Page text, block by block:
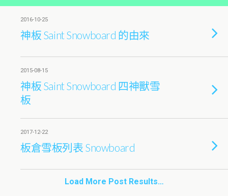
2016-10-25
神板 Saint Snowboard 的由來
2015-08-15
神板 Saint Snowboard 四神獸雪
板
2017-12-22
板倉雪板列表 Snowboard
Load More Post Results…